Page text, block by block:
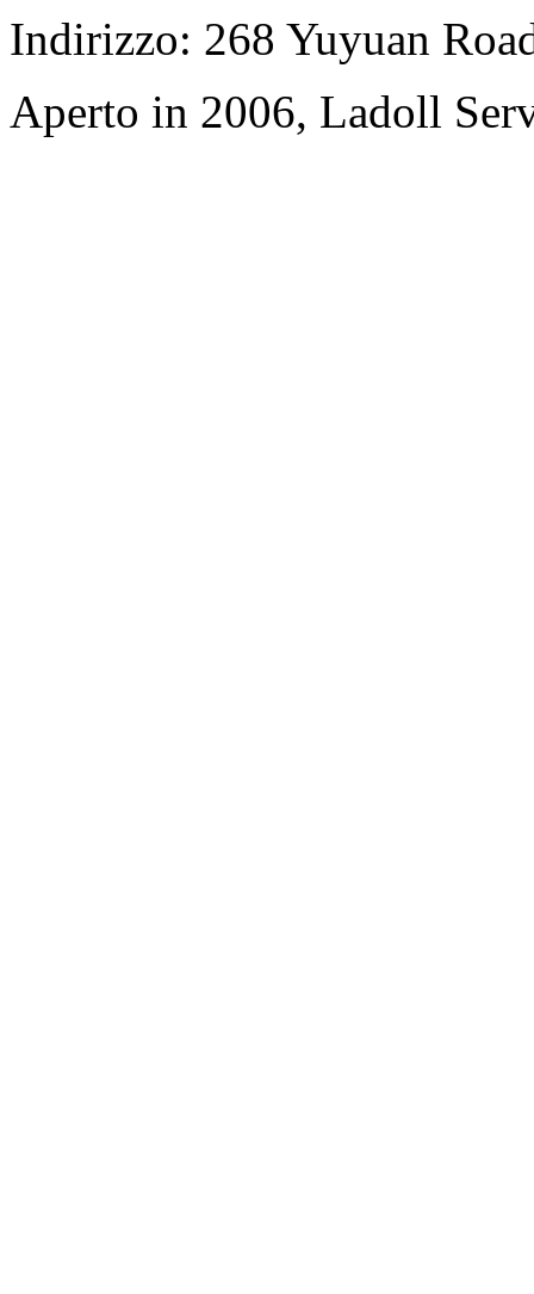
Indirizzo: 268 Yuyuan
Aperto in 2006, Ladoll